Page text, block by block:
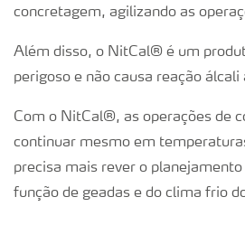
concretagem, agilizando as
Além disso, o NitCal® é um
perigoso e não causa reação
Com o NitCal®, as operações de
continuar mesmo em
precisa mais rever o
função de geadas e do clima frio